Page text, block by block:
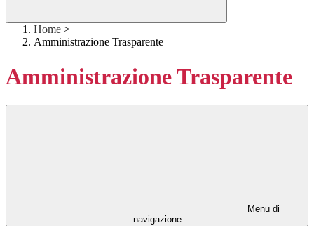
Home >
Amministrazione Trasparente
Amministrazione Trasparente
Menu di
navigazione